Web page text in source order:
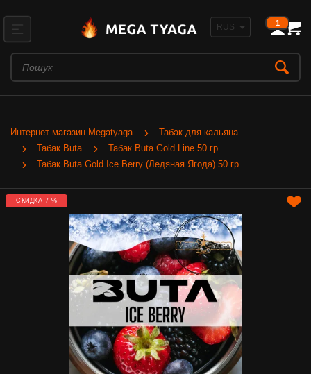
1
Интернет магазин Megatyaga
Табак для кальяна
Табак Buta
Табак Buta Gold Line 50 гр
Табак Buta Gold Ice Berry (Ледяная Ягода) 50 гр
СКИДКА 7 %